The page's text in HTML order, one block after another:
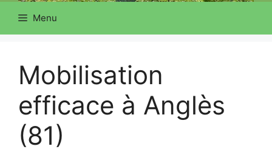
Menu
Mobilisation
efficace à Anglès
(81)